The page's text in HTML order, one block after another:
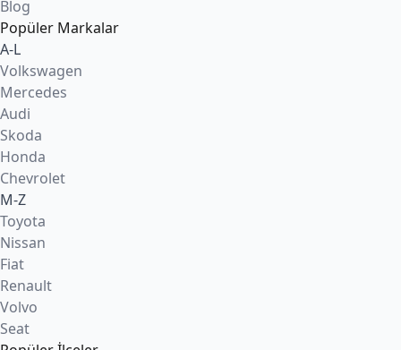
Blog
Popüler Markalar
A-L
Volkswagen
Mercedes
Audi
Skoda
Honda
Chevrolet
M-Z
Toyota
Nissan
Fiat
Renault
Volvo
Seat